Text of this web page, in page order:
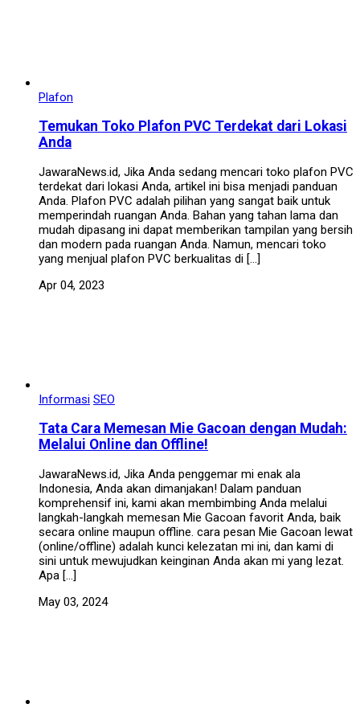
Plafon
Temukan Toko Plafon PVC Terdekat dari Lokasi
Anda
JawaraNews.id, Jika Anda sedang mencari toko plafon PVC
terdekat dari lokasi Anda, artikel ini bisa menjadi panduan
Anda. Plafon PVC adalah pilihan yang sangat baik untuk
memperindah ruangan Anda. Bahan yang tahan lama dan
mudah dipasang ini dapat memberikan tampilan yang bersih
dan modern pada ruangan Anda. Namun, mencari toko
yang menjual plafon PVC berkualitas di […]
Apr 04, 2023
Informasi SEO
Tata Cara Memesan Mie Gacoan dengan Mudah:
Melalui Online dan Offline!
JawaraNews.id, Jika Anda penggemar mi enak ala
Indonesia, Anda akan dimanjakan! Dalam panduan
komprehensif ini, kami akan membimbing Anda melalui
langkah-langkah memesan Mie Gacoan favorit Anda, baik
secara online maupun offline. cara pesan Mie Gacoan lewat
(online/offline) adalah kunci kelezatan mi ini, dan kami di
sini untuk mewujudkan keinginan Anda akan mi yang lezat.
Apa […]
May 03, 2024